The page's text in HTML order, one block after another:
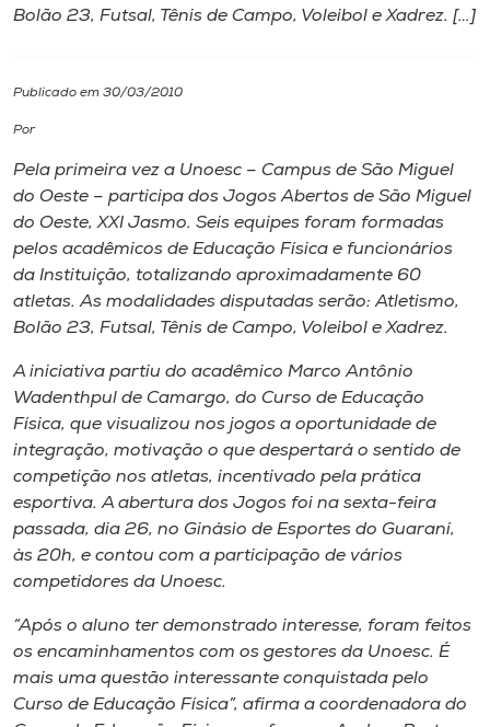
I.nova
Diplomados
CPA
Biblioteca
Rádio
Museu
Unoesc
Store
Selecione
Bolão 23, Futsal, Tênis de Campo, Voleibol e Xadrez. […]
Publicado em 30/03/2010
Por
Pela primeira vez a Unoesc – Campus de São Miguel
do Oeste – participa dos Jogos Abertos de São Miguel
do Oeste, XXI Jasmo. Seis equipes foram formadas
pelos acadêmicos de Educação Física e funcionários
da Instituição, totalizando aproximadamente 60
atletas. As modalidades disputadas serão: Atletismo,
Bolão 23, Futsal, Tênis de Campo, Voleibol e Xadrez.
A iniciativa partiu do acadêmico Marco Antônio
Wadenthpul de Camargo, do Curso de Educação
Física, que visualizou nos jogos a oportunidade de
integração, motivação o que despertará o sentido de
competição nos atletas, incentivado pela prática
esportiva. A abertura dos Jogos foi na sexta-feira
passada, dia 26, no Ginásio de Esportes do Guaraní,
às 20h, e contou com a participação de vários
competidores da Unoesc.
“Após o aluno ter demonstrado interesse, foram feitos
os encaminhamentos com os gestores da Unoesc. É
mais uma questão interessante conquistada pelo
Curso de Educação Física”, afirma a coordenadora do